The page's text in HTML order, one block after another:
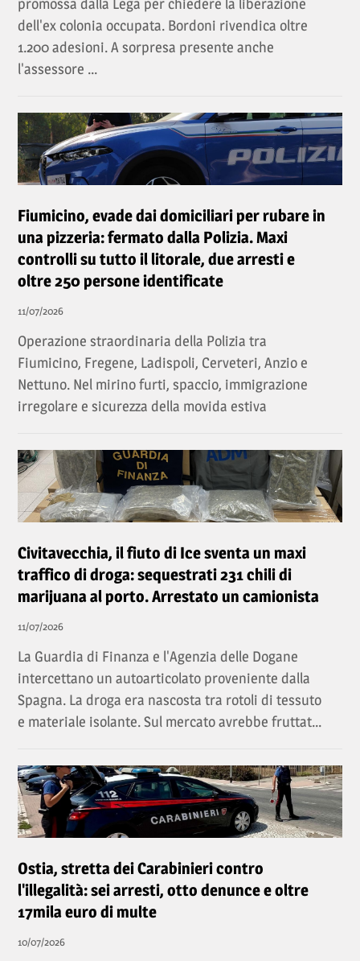
dell'ex colonia occupata. Bordoni rivendica oltre
1.200 adesioni. A sorpresa presente anche
l'assessore ...
Fiumicino, evade dai domiciliari per rubare in
una pizzeria: fermato dalla Polizia. Maxi
controlli su tutto il litorale, due arresti e
oltre 250 persone identificate
11/07/2026
Operazione straordinaria della Polizia tra
Fiumicino, Fregene, Ladispoli, Cerveteri, Anzio e
Nettuno. Nel mirino furti, spaccio, immigrazione
irregolare e sicurezza della movida estiva
Civitavecchia, il fiuto di Ice sventa un maxi
traffico di droga: sequestrati 231 chili di
marijuana al porto. Arrestato un camionista
11/07/2026
La Guardia di Finanza e l'Agenzia delle Dogane
intercettano un autoarticolato proveniente dalla
Spagna. La droga era nascosta tra rotoli di tessuto
e materiale isolante. Sul mercato avrebbe fruttat...
Ostia, stretta dei Carabinieri contro
l'illegalità: sei arresti, otto denunce e oltre
17mila euro di multe
10/07/2026